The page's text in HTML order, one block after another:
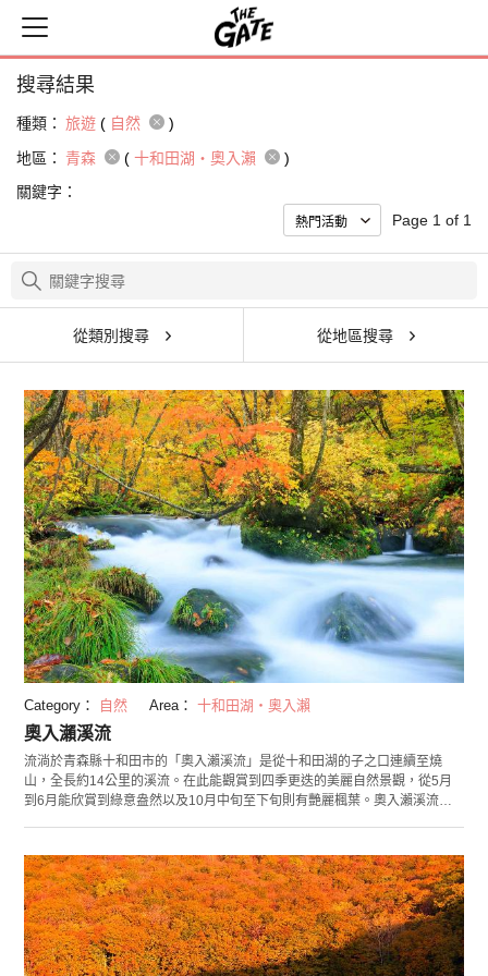
搜尋結果
種類： 旅遊 ( 自然
)
地區：
青森 ( 十和田湖・奧入瀨
)
關鍵字：
Page 1 of 1
從類別搜尋 從地區搜尋
Category： 自然 Area： 十和田湖・奧入瀨
奧入瀨溪流
流淌於青森縣十和田市的「奧入瀨溪流」是從十和田湖的子之口連續至燒
山，全長約14公里的溪流。在此能觀賞到四季更迭的美麗自然景觀，從5月
到6月能欣賞到綠意盎然以及10月中旬至下旬則有艷麗楓葉。奧入瀨溪流的
等，許多值得一看之處。除了能沿著溪流漫步，觀賞各個景點之外，也非常
推薦騎乘自行車巡遊。